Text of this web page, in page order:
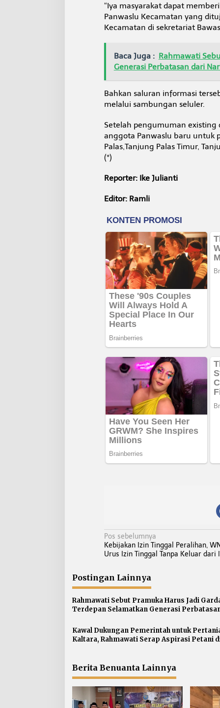
“Iya masyarakat dapat
Panwaslu Kecamatan yang
Kecamatan di sekretariat
Baca Juga : Rahmawati
Generasi Perbatasan dari
Bahkan saluran informasi
melalui sambungan seluler.
Setelah pengumuman existing
anggota Panwaslu baru untuk
Palas,Tanjung Palas Timur,
(*)
Reporter: Ike Julianti
Editor: Ramli
N
a
i
g
a
s
p
o
Pos sebelumnya
Kebijakan Izin Tinggal Peralihan,
Urus Izin Tinggal Tanpa Keluar dari
Postingan Lainnya
Rahmawati Sebut Pramuka Harus Jadi
Terdepan Selamatkan Generasi
Kawal Dukungan Pemerintah untuk
Kaltara, Rahmawati Serap Aspirasi Petani
Berita Benuanta Lainnya